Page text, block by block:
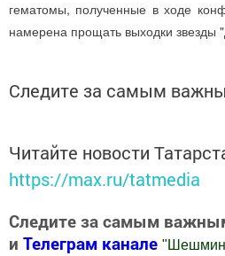
гематомы, полученные в ходе
намерена прощать выходки звезды
Следите за самым
Читайте новости
https://max.ru/tatmedia
Следите за самым
и Телеграм канале "